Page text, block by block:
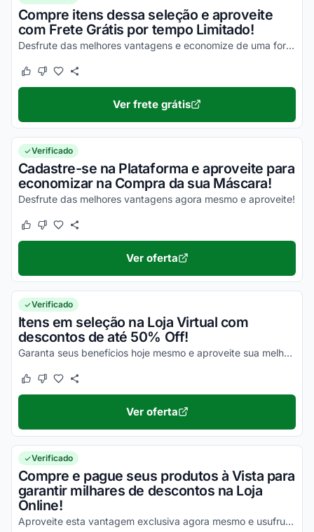
Compre itens dessa seleção e aproveite
com Frete Grátis por tempo Limitado!
Desfrute das melhores vantagens e economize de uma forma simples nas suas compras!
Este cupom funcionou
Este cupom não funcionou
Ver frete grátis
Verificado
Cadastre-se na Plataforma e aproveite para
economizar na Compra da sua Máscara!
Desfrute das melhores vantagens agora mesmo e aproveite!
Este cupom funcionou
Este cupom não funcionou
Ver oferta
Verificado
Itens em seleção na Loja Virtual com
descontos de até 50% Off!
Garanta seus benefícios hoje mesmo e aproveite sua melhor oportunidade para economizar!
Este cupom funcionou
Este cupom não funcionou
Ver oferta
Verificado
Compre e pague seus produtos à Vista para
garantir milhares de descontos na Loja
Online!
Aproveite esta vantagem exclusiva agora mesmo e usufrua de todos os seus descontos possíveis!